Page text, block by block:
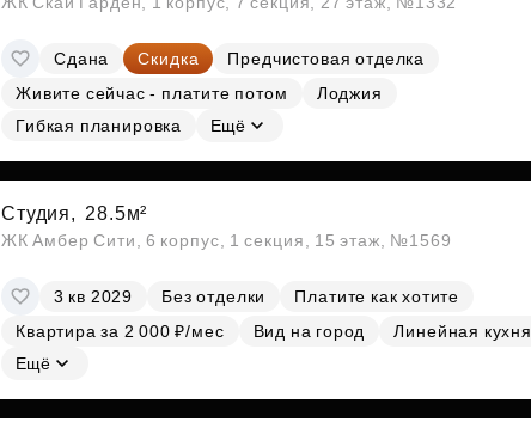
Сдана Скидка
Предчистовая отделка
Живите сейчас - платите потом
Лоджия
Гибкая планировка
Ещё
Студия, 28.5м²
ЖК Амбер Сити, 6 корпус, 1 секция, 15 этаж, №1569
3 кв 2029 Без отделки
Платите как хотите
Квартира за 2 000 ₽/мес
Вид на город
Линейная кухня
Ещё